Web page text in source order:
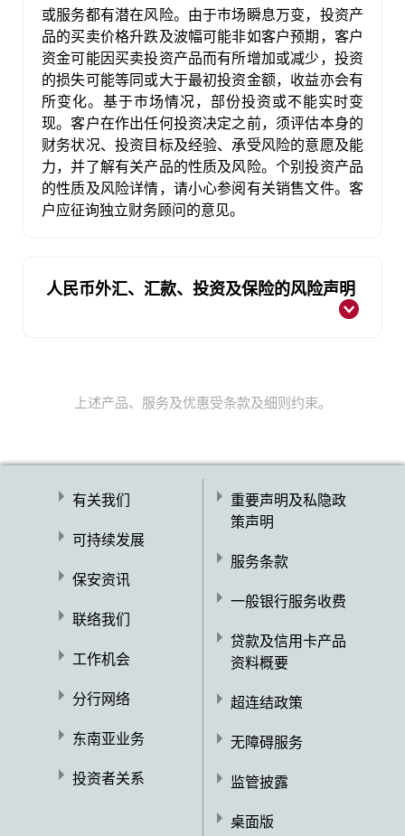
或服务都有潜在风险。由于巿场瞬息万变，投资产
品的买卖价格升跌及波幅可能非如客户预期，客户
资金可能因买卖投资产品而有所增加或减少，投资
的损失可能等同或大于最初投资金额，收益亦会有
所变化。基于巿场情况，部份投资或不能实时变
现。客户在作出任何投资决定之前，须评估本身的
财务状况、投资目标及经验、承受风险的意愿及能
力，并了解有关产品的性质及风险。个别投资产品
的性质及风险详情，请小心参阅有关销售文件。客
户应征询独立财务顾问的意见。
人民币外汇、汇款、投资及保险的风险声明
利机会及亏损风险。客户如将人民币兑换为
港元计算，人民币保单的保费、费用及收费
(如适用)、户口价值 / 退保价值及其他利益将
随汇率而改变。人民币兑换港元汇率以承保
机构不时选定的以市场为基础的兑换率为
准，可能与银行的牌价不同。客户如选择以
港元缴付人民币保单的保费，或要求承保机
构以港元支付人民币保单的户口价值 / 退保
价值或其他利益，可能会因汇率的变动而蒙
目前人民币并非完全可自由兑换，香港居民
日限额。若香港居民需兑换的人民币金额超
过此每日限额，须预留时间以备兑换。非香
港居民(即非香港居民身份证持有人)通过银行
进行人民币兑换是否可以完全实时办理则须
视乎当时银行的人民币头寸情况及其商业考
上述产品、服务及优惠受条款及细则约束。
有关我们
可持续发展
保安资讯
联络我们
工作机会
分行网络
东南亚业务
投资者关系
重要声明及私隐政
策声明
服务条款
一般银行服务收费
贷款及信用卡产品
资料概要
超连结政策
无障碍服务
监管披露
桌面版